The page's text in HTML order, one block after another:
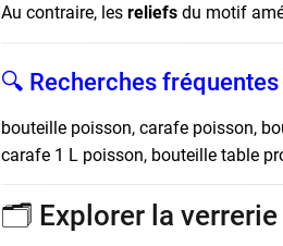
Au contraire, lesreliefs du motif
🔍 Recherches fréquentes
bouteille poisson, carafe poisson,
carafe 1 L poisson, bouteille table
🗂️ Explorer la verrerie